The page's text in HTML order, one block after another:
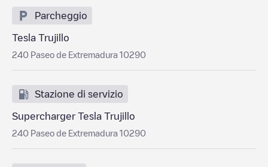
Parcheggio
Tesla Trujillo
240 Paseo de Extremadura 10290
Stazione di servizio
Supercharger Tesla Trujillo
240 Paseo de Extremadura 10290